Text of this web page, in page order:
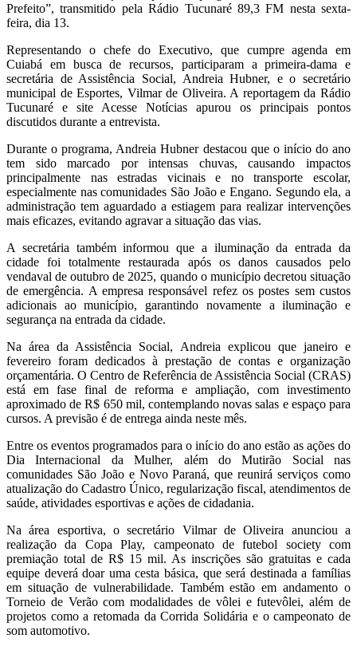
Prefeito”, transmitido pela Rádio Tucunaré 89,3 FM nesta sexta-
feira, dia 13.
Representando o chefe do Executivo, que cumpre agenda em
Cuiabá em busca de recursos, participaram a primeira-dama e
secretária de Assistência Social, Andreia Hubner, e o secretário
municipal de Esportes, Vilmar de Oliveira. A reportagem da Rádio
Tucunaré e site Acesse Notícias apurou os principais pontos
discutidos durante a entrevista.
Durante o programa, Andreia Hubner destacou que o início do ano
tem sido marcado por intensas chuvas, causando impactos
principalmente nas estradas vicinais e no transporte escolar,
especialmente nas comunidades São João e Engano. Segundo ela, a
administração tem aguardado a estiagem para realizar intervenções
mais eficazes, evitando agravar a situação das vias.
A secretária também informou que a iluminação da entrada da
cidade foi totalmente restaurada após os danos causados pelo
vendaval de outubro de 2025, quando o município decretou situação
de emergência. A empresa responsável refez os postes sem custos
adicionais ao município, garantindo novamente a iluminação e
segurança na entrada da cidade.
Na área da Assistência Social, Andreia explicou que janeiro e
fevereiro foram dedicados à prestação de contas e organização
orçamentária. O Centro de Referência de Assistência Social (CRAS)
está em fase final de reforma e ampliação, com investimento
aproximado de R$ 650 mil, contemplando novas salas e espaço para
cursos. A previsão é de entrega ainda neste mês.
Entre os eventos programados para o início do ano estão as ações do
Dia Internacional da Mulher, além do Mutirão Social nas
comunidades São João e Novo Paraná, que reunirá serviços como
atualização do Cadastro Único, regularização fiscal, atendimentos de
saúde, atividades esportivas e ações de cidadania.
Na área esportiva, o secretário Vilmar de Oliveira anunciou a
realização da Copa Play, campeonato de futebol society com
premiação total de R$ 15 mil. As inscrições são gratuitas e cada
equipe deverá doar uma cesta básica, que será destinada a famílias
em situação de vulnerabilidade. Também estão em andamento o
Torneio de Verão com modalidades de vôlei e futevôlei, além de
projetos como a retomada da Corrida Solidária e o campeonato de
som automotivo.